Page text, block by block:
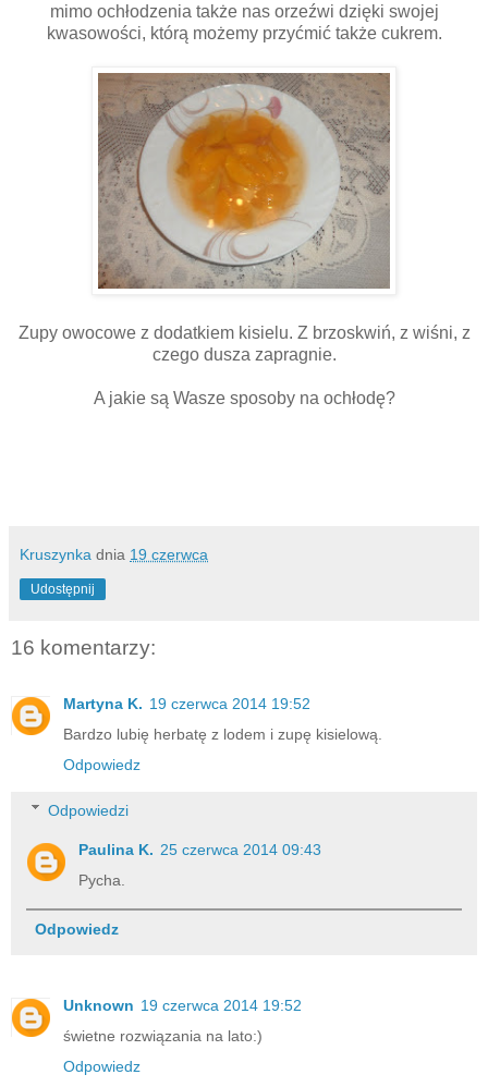
mimo ochłodzenia także nas orzeźwi dzięki swojej
kwasowości, którą możemy przyćmić także cukrem.
Zupy owocowe z dodatkiem kisielu. Z brzoskwiń, z wiśni, z
czego dusza zapragnie.
A jakie są Wasze sposoby na ochłodę?
Kruszynka dnia 19 czerwca
Udostępnij
16 komentarzy:
Martyna K. 19 czerwca 2014 19:52
Bardzo lubię herbatę z lodem i zupę kisielową.
Odpowiedz
Odpowiedzi
Paulina K. 25 czerwca 2014 09:43
Pycha.
Odpowiedz
Unknown 19 czerwca 2014 19:52
świetne rozwiązania na lato:)
Odpowiedz